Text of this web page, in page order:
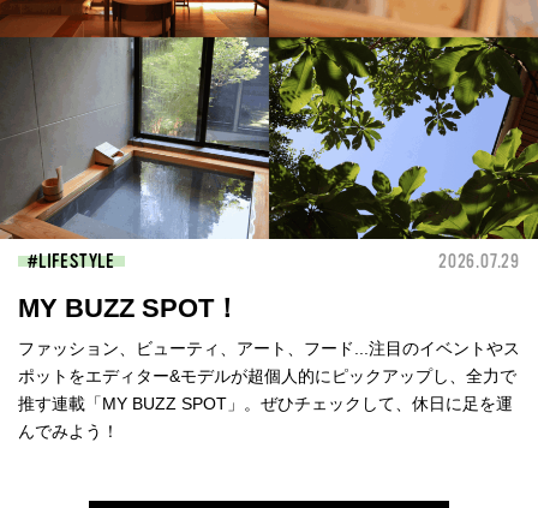
LIFESTYLE 2026.07.29
MY BUZZ SPOT！
ファッション、ビューティ、アート、フード...注目のイベントやス
ポットをエディター&モデルが超個人的にピックアップし、全力で
推す連載「MY BUZZ SPOT」。ぜひチェックして、休日に足を運
んでみよう！